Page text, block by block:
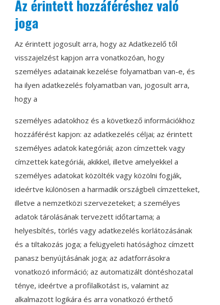
Az érintett hozzáféréshez való
joga
Az érintett jogosult arra, hogy az Adatkezelő től
visszajelzést kapjon arra vonatkozóan, hogy
személyes adatainak kezelése folyamatban van-e, és
ha ilyen adatkezelés folyamatban van, jogosult arra,
hogy a
személyes adatokhoz és a következő információkhoz
hozzáférést kapjon: az adatkezelés céljai; az érintett
személyes adatok kategóriái; azon címzettek vagy
címzettek kategóriái, akikkel, illetve amelyekkel a
személyes adatokat közölték vagy közölni fogják,
ideértve különösen a harmadik országbeli címzetteket,
illetve a nemzetközi szervezeteket; a személyes
adatok tárolásának tervezett időtartama; a
helyesbítés, törlés vagy adatkezelés korlátozásának
és a tiltakozás joga; a felügyeleti hatósághoz címzett
panasz benyújtásának joga; az adatforrásokra
vonatkozó információ; az automatizált döntéshozatal
ténye, ideértve a profilalkotást is, valamint az
alkalmazott logikára és arra vonatkozó érthető